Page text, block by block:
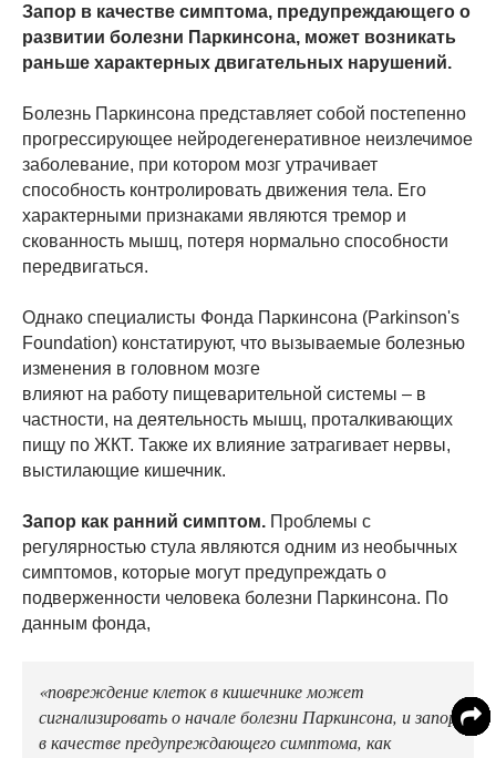
Запор в качестве симптома, предупреждающего о
развитии болезни Паркинсона, может возникать
раньше характерных двигательных нарушений.
Болезнь Паркинсона представляет собой постепенно
прогрессирующее нейродегенеративное неизлечимое
заболевание, при котором мозг утрачивает
способность контролировать движения тела. Его
характерными признаками являются тремор и
скованность мышц, потеря нормально способности
передвигаться.
Однако специалисты Фонда Паркинсона (Parkinson's
Foundation) констатируют, что вызываемые болезнью
изменения в головном мозге
влияют на работу пищеварительной системы – в
частности, на деятельность мышц, проталкивающих
пищу по ЖКТ. Также их влияние затрагивает нервы,
выстилающие кишечник.
Запор как ранний симптом. Проблемы с
регулярностью стула являются одним из необычных
симптомов, которые могут предупреждать о
подверженности человека болезни Паркинсона. По
данным фонда,
«повреждение клеток в кишечнике может
сигнализировать о начале болезни Паркинсона, и запор
в качестве предупреждающего симптома, как